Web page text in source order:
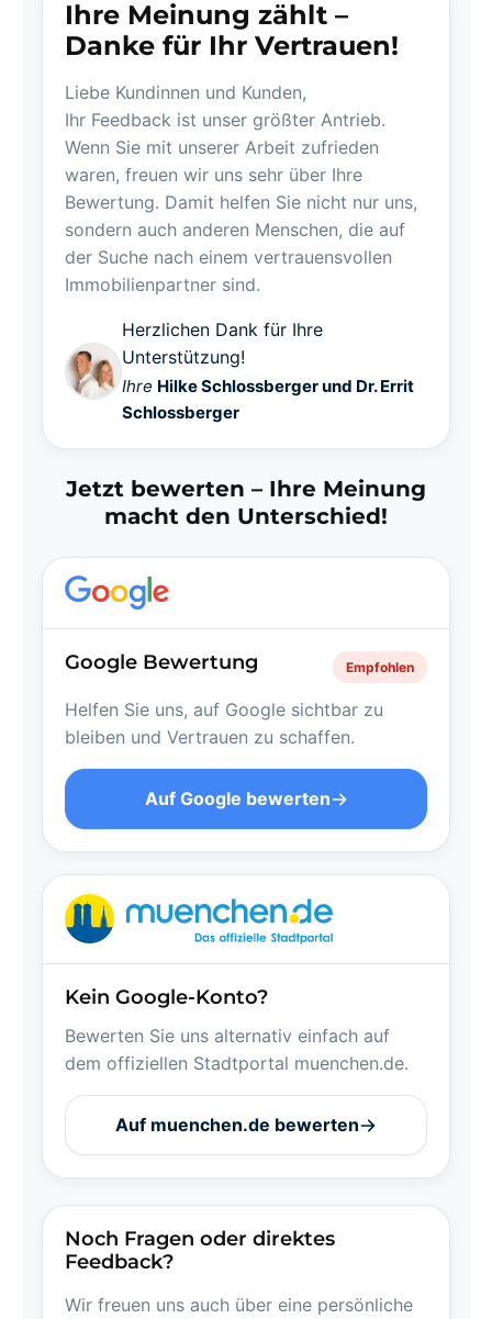
Ihre Meinung zählt –
Danke für Ihr Vertrauen!
Liebe Kundinnen und Kunden,
Ihr Feedback ist unser größter Antrieb.
Wenn Sie mit unserer Arbeit zufrieden
waren, freuen wir uns sehr über Ihre
Bewertung. Damit helfen Sie nicht nur uns,
sondern auch anderen Menschen, die auf
der Suche nach einem vertrauensvollen
Immobilienpartner sind.
Herzlichen Dank für Ihre
Unterstützung!
Ihre Hilke Schlossberger und Dr. Errit
Schlossberger
Jetzt bewerten – Ihre Meinung
macht den Unterschied!
Google Bewertung Empfohlen
Helfen Sie uns, auf Google sichtbar zu
bleiben und Vertrauen zu schaffen.
Auf Google bewerten
Kein Google-Konto?
Bewerten Sie uns alternativ einfach auf
dem offiziellen Stadtportal muenchen.de.
Auf muenchen.de bewerten
Noch Fragen oder direktes
Feedback?
Wir freuen uns auch über eine persönliche